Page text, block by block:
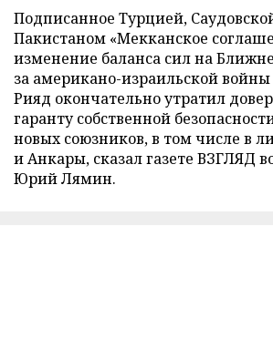
Подписанное Турцией,
Пакистаном «Мекканское
изменение баланса сил на
за американо-израильской
Рияд окончательно утратил
гаранту собственной
новых союзников, в том числе в
и Анкары, сказал газете ВЗГЛЯД
Юрий Лямин.